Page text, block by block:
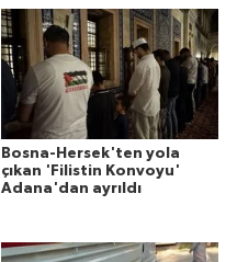
Bosna-Hersek'ten yola
çıkan 'Filistin Konvoyu'
Adana'dan ayrıldı